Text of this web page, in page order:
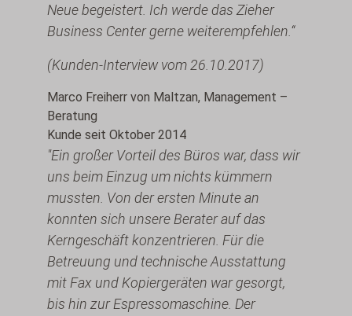
Neue begeistert. Ich werde das Zieher
Business Center gerne weiterempfehlen.“
(Kunden-Interview vom 26.10.2017)
Marco Freiherr von Maltzan, Management –
Beratung
Kunde seit Oktober 2014
"Ein großer Vorteil des Büros war, dass wir
uns beim Einzug um nichts kümmern
mussten. Von der ersten Minute an
konnten sich unsere Berater auf das
Kerngeschäft konzentrieren. Für die
Betreuung und technische Ausstattung
mit Fax und Kopiergeräten war gesorgt,
bis hin zur Espressomaschine. Der